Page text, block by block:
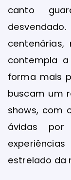
canto
contempla
forma mais
buscam um
shows, com
ávidas
estrelado da